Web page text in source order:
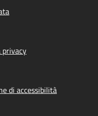
di accessibilità